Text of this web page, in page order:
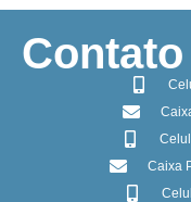
​Contato
Caixa